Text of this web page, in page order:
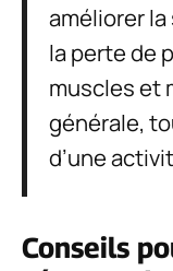
améliorer
la perte de
muscles et
générale,
d’une
Conseils